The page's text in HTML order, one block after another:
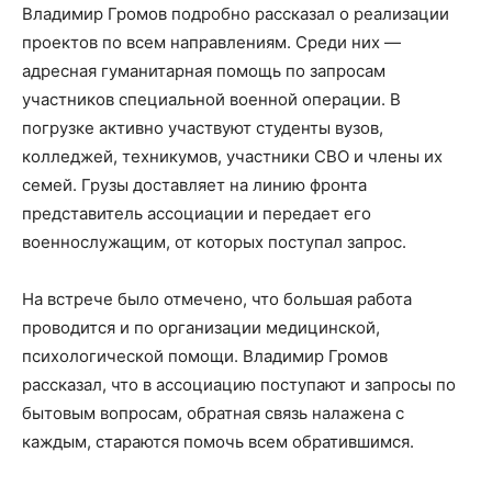
Владимир Громов подробно рассказал о реализации
проектов по всем направлениям. Среди них —
адресная гуманитарная помощь по запросам
участников специальной военной операции. В
погрузке активно участвуют студенты вузов,
колледжей, техникумов, участники СВО и члены их
семей. Грузы доставляет на линию фронта
представитель ассоциации и передает его
военнослужащим, от которых поступал запрос.
На встрече было отмечено, что большая работа
проводится и по организации медицинской,
психологической помощи. Владимир Громов
рассказал, что в ассоциацию поступают и запросы по
бытовым вопросам, обратная связь налажена с
каждым, стараются помочь всем обратившимся.